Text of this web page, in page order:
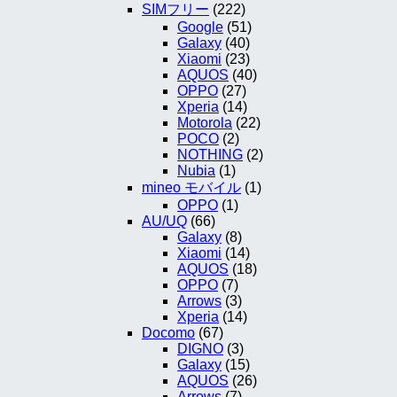
SIMフリー (222)
Google (51)
Galaxy (40)
Xiaomi (23)
AQUOS (40)
OPPO (27)
Xperia (14)
Motorola (22)
POCO (2)
NOTHING (2)
Nubia (1)
mineo モバイル (1)
OPPO (1)
AU/UQ (66)
Galaxy (8)
Xiaomi (14)
AQUOS (18)
OPPO (7)
Arrows (3)
Xperia (14)
Docomo (67)
DIGNO (3)
Galaxy (15)
AQUOS (26)